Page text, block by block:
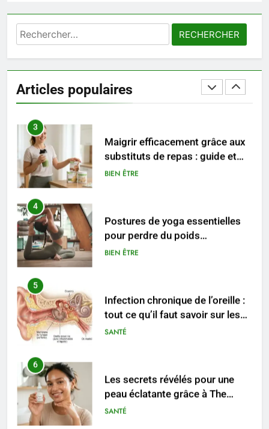
Rechercher :
Articles populaires
MODE
2
ENTREPRISE
3
Maigrir efficacement grâce aux
substituts de repas : guide et
conseils pratiques
BIEN ÊTRE
4
Postures de yoga essentielles
pour perdre du poids
rapidement et durable
BIEN ÊTRE
5
Infection chronique de l’oreille :
tout ce qu’il faut savoir sur les
saignements
SANTÉ
6
Les secrets révélés pour une
peau éclatante grâce à The
Ordinary
SANTÉ